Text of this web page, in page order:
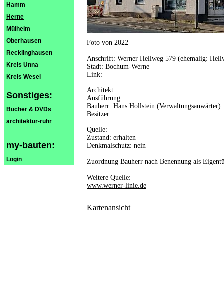
Hamm
Herne
Mülheim
Oberhausen
Recklinghausen
Kreis Unna
Kreis Wesel
Sonstiges:
Bücher & DVDs
architektur-ruhr
my-bauten:
Login
Foto von 2022
Anschrift: Werner Hellweg 579 (ehemalig:
Stadt: Bochum-Werne
Link:
Architekt:
Ausführung:
Bauherr: Hans Hollstein (Verwaltungsanwärter)
Besitzer:
Quelle:
Zustand: erhalten
Denkmalschutz: nein
Zuordnung Bauherr nach Benennung als
Weitere Quelle:
www.werner-linie.de
Kartenansicht